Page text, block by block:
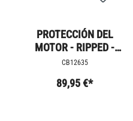
PROTECCIÓN DEL
MOTOR - RIPPED -
BOBBER
CB12635
89,95 €*